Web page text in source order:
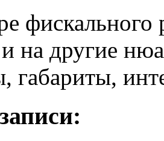
фискального
на другие
габариты,